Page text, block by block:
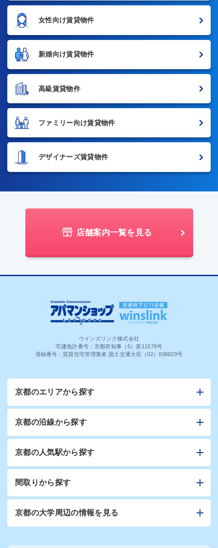
女性向け賃貸物件
新婚向け賃貸物件
高級賃貸物件
ファミリー向け賃貸物件
デザイナーズ賃貸物件
店舗案内一覧を見る
ウインズリンク株式会社
宅建免許番号：京都府知事（5）第11578号
登録番号：賃貸住宅管理業者 国土交通大臣（02）006620号
京都のエリアから探す
京都の沿線から探す
京都の人気駅から探す
間取りから探す
京都の大学周辺の情報を見る